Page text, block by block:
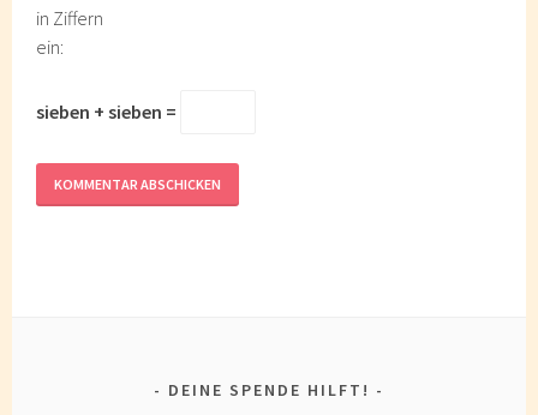
in Ziffern
ein:
sieben + sieben =
DEINE SPENDE HILFT!